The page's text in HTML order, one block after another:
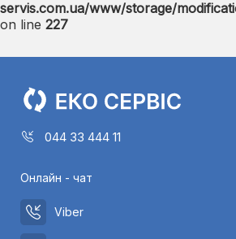
servis.com.ua/www/storage/
on line 227
044 33 444 11
Онлайн - чат
Viber